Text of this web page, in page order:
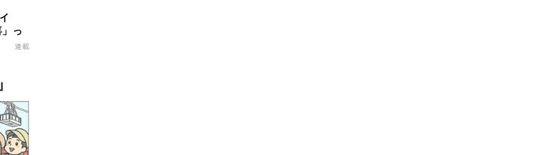
っ
連載